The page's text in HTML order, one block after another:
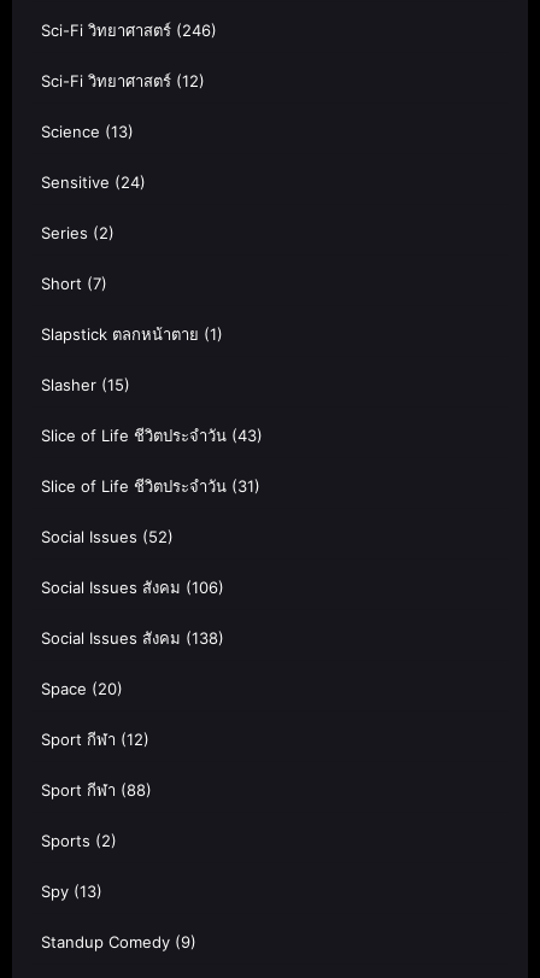
Sci-Fi วิทยาศาสตร์ (246)
Sci-Fi วิทยาศาสตร์ (12)
Science (13)
Sensitive (24)
Series (2)
Short (7)
Slapstick ตลกหน้าตาย (1)
Slasher (15)
Slice of Life ชีวิตประจำวัน (43)
Slice of Life ชีวิตประจำวัน (31)
Social Issues (52)
Social Issues สังคม (106)
Social Issues สังคม (138)
Space (20)
Sport กีฬา (12)
Sport กีฬา (88)
Sports (2)
Spy (13)
Standup Comedy (9)